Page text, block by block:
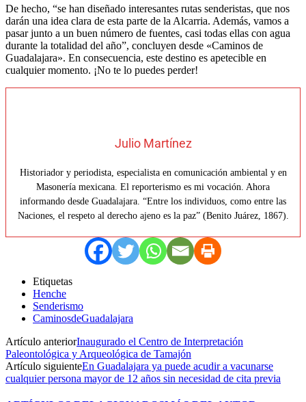
De hecho, “se han diseñado interesantes rutas senderistas, que nos
darán una idea clara de esta parte de la Alcarria. Además, vamos a
pasar junto a un buen número de fuentes, casi todas ellas con agua
durante la totalidad del año”, concluyen desde «Caminos de
Guadalajara». En consecuencia, este destino es apetecible en
cualquier momento. ¡No te lo puedes perder!
Julio Martínez
Historiador y periodista, especialista en comunicación ambiental y en
Masonería mexicana. El reporterismo es mi vocación. Ahora
informando desde Guadalajara. “Entre los individuos, como entre las
Naciones, el respeto al derecho ajeno es la paz” (Benito Juárez, 1867).
Etiquetas
Henche
Senderismo
CaminosdeGuadalajara
Artículo anteriorInaugurado el Centro de Interpretación
Paleontológica y Arqueológica de Tamajón
Artículo siguienteEn Guadalajara ya puede acudir a vacunarse
cualquier persona mayor de 12 años sin necesidad de cita previa